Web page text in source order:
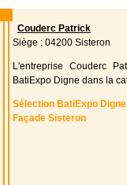
Couderc Patrick
Siège : 04200 Sisteron
L'entreprise Couderc
BatiExpo Digne dans la
Sélection BatiExpo Digne
Façade Sisteron